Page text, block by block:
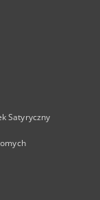
Satyryczny